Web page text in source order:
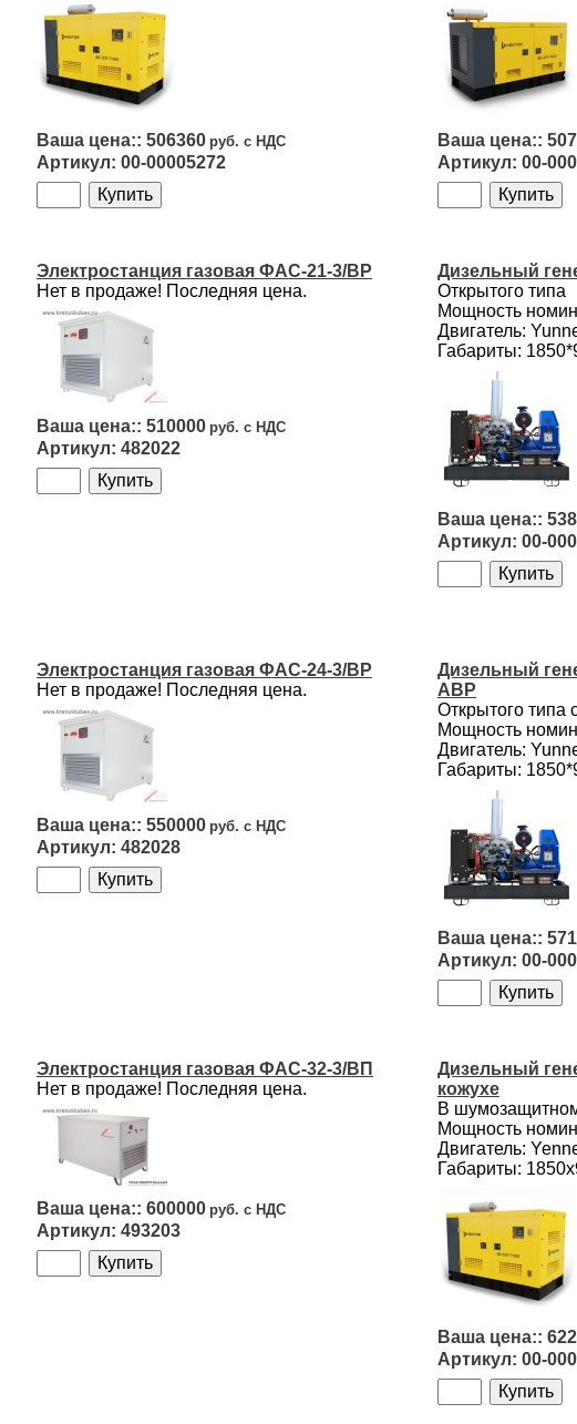
506360
00-00005272
00-
Электростанция газовая ФАС-21-3/ВР
Нет в продаже! Последняя цена.
510000
482022
Дизельный
Открытого типа
Мощность
Двигатель:
Габариты:
00-
Электростанция газовая ФАС-24-3/ВР
Нет в продаже! Последняя цена.
550000
482028
Дизельный
АВР
Открытого типа
Мощность
Двигатель:
Габариты:
00-
Электростанция газовая ФАС-32-3/ВП
Нет в продаже! Последняя цена.
600000
493203
Дизельный
кожухе
В
Мощность
Двигатель:
Габариты:
00-